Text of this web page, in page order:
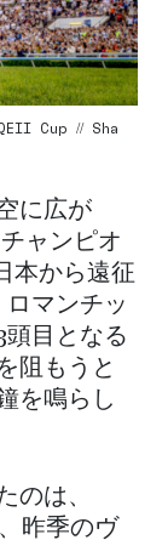
QEII Cup // Sha
に広が
ャンピオ
本から遠征
マンチッ
目となる
阻もうと
を鳴らし
のは、
昨季のヴ